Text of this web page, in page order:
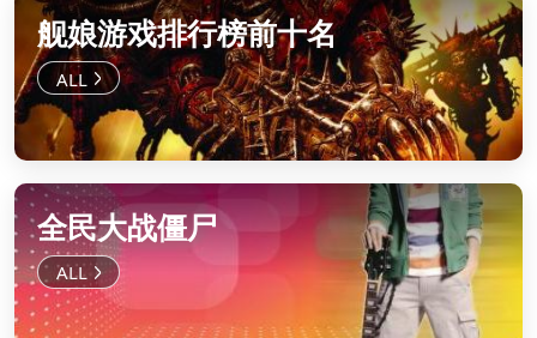
舰娘游戏排行榜前十名
全民大战僵尸